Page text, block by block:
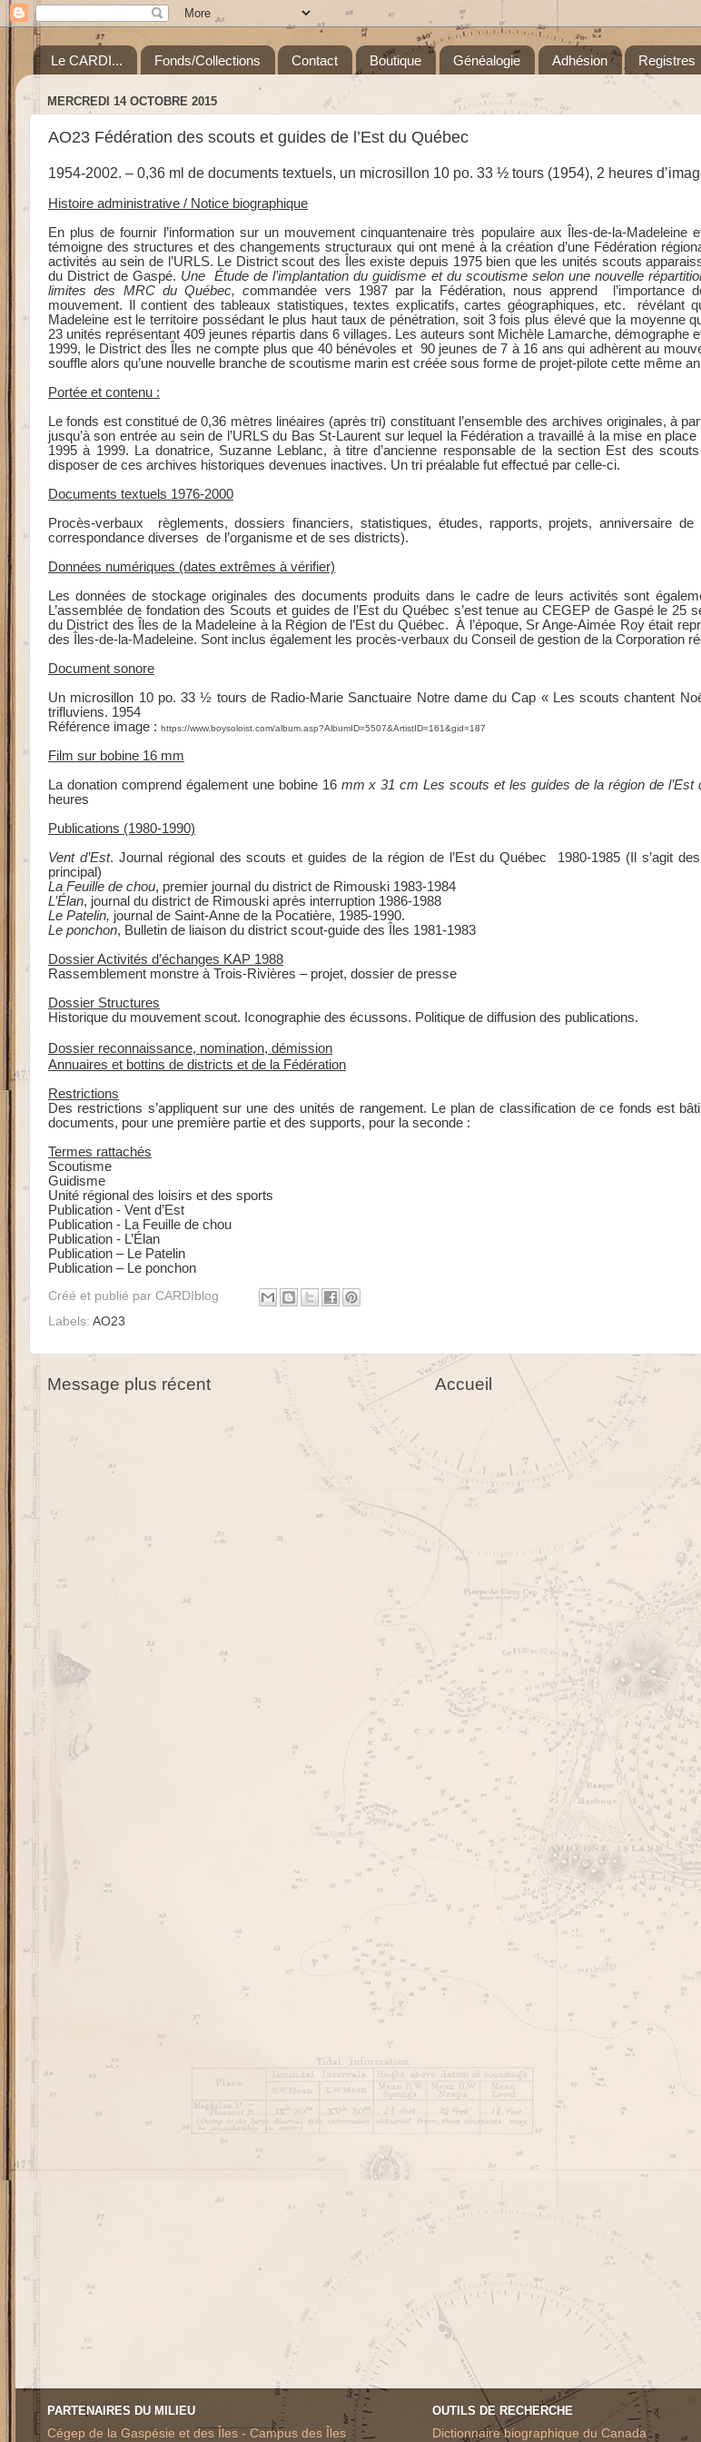
Le CARDI... Fonds/Collections Contact Boutique Généalogie Adhésion Registres
MERCREDI 14 OCTOBRE 2015
AO23 Fédération des scouts et guides de l’Est du Québec
1954-2002. – 0,36 ml de documents textuels, un microsillon 10 po. 33 ½ tours (1954), 2 heures
Histoire administrative / Notice biographique
En plus de fournir l’information sur un mouvement cinquantenaire très populaire aux Îles-de-la-Madeleine
témoigne des structures et des changements structuraux qui ont mené à la création d’une Fédération
activités au sein de l’URLS. Le District scout des Îles existe depuis 1975 bien que les unités scouts
du District de Gaspé. Une Étude de l’implantation du guidisme et du scoutisme selon une nouvelle
limites des MRC du Québec, commandée vers 1987 par la Fédération, nous apprend l’importance
mouvement. Il contient des tableaux statistiques, textes explicatifs, cartes géographiques, etc. révélant
Madeleine est le territoire possédant le plus haut taux de pénétration, soit 3 fois plus élevé que la moyenne
23 unités représentant 409 jeunes répartis dans 6 villages. Les auteurs sont Michèle Lamarche, démographe
1999, le District des Îles ne compte plus que 40 bénévoles et 90 jeunes de 7 à 16 ans qui adhèrent au
souffle alors qu’une nouvelle branche de scoutisme marin est créée sous forme de projet-pilote cette même
Portée et contenu :
Le fonds est constitué de 0,36 mètres linéaires (après tri) constituant l’ensemble des archives originales, à
jusqu’à son entrée au sein de l’URLS du Bas St-Laurent sur lequel la Fédération a travaillé à la mise en place
1995 à 1999. La donatrice, Suzanne Leblanc, à titre d’ancienne responsable de la section Est des
disposer de ces archives historiques devenues inactives. Un tri préalable fut effectué par celle-ci.
Documents textuels 1976-2000
Procès-verbaux règlements, dossiers financiers, statistiques, études, rapports, projets, anniversaire
correspondance diverses de l’organisme et de ses districts).
Données numériques (dates extrêmes à vérifier)
Les données de stockage originales des documents produits dans le cadre de leurs activités sont
L’assemblée de fondation des Scouts et guides de l’Est du Québec s’est tenue au CEGEP de Gaspé le 25
du District des Îles de la Madeleine à la Région de l’Est du Québec. À l’époque, Sr Ange-Aimée Roy était
des Îles-de-la-Madeleine. Sont inclus également les procès-verbaux du Conseil de gestion de la Corporation
Document sonore
Un microsillon 10 po. 33 ½ tours de Radio-Marie Sanctuaire Notre dame du Cap « Les scouts chantent
trifluviens. 1954
Référence image : https://www.boysoloist.com/album.asp?AlbumID=5507&ArtistID=161&gid=187
Film sur bobine 16 mm
La donation comprend également une bobine 16 mm x 31 cm Les scouts et les guides de la région de
heures
Publications (1980-1990)
Vent d’Est. Journal régional des scouts et guides de la région de l’Est du Québec 1980-1985 (Il s’agit
principal)
La Feuille de chou, premier journal du district de Rimouski 1983-1984
L’Élan, journal du district de Rimouski après interruption 1986-1988
Le Patelin, journal de Saint-Anne de la Pocatière, 1985-1990.
Le ponchon, Bulletin de liaison du district scout-guide des Îles 1981-1983
Dossier Activités d’échanges KAP 1988
Rassemblement monstre à Trois-Rivières – projet, dossier de presse
Dossier Structures
Historique du mouvement scout. Iconographie des écussons. Politique de diffusion des publications.
Dossier reconnaissance, nomination, démission
Annuaires et bottins de districts et de la Fédération
Restrictions
Des restrictions s’appliquent sur une des unités de rangement. Le plan de classification de ce fonds est
documents, pour une première partie et des supports, pour la seconde :
Termes rattachés
Scoutisme
Guidisme
Unité régional des loisirs et des sports
Publication - Vent d’Est
Publication - La Feuille de chou
Publication - L’Élan
Publication – Le Patelin
Publication – Le ponchon
Créé et publié par CARDIblog
Labels: AO23
Message plus récent Accueil
PARTENAIRES DU MILIEU
Cégep de la Gaspésie et des Îles - Campus des Îles
OUTILS DE RECHERCHE
Dictionnaire biographique du Canada